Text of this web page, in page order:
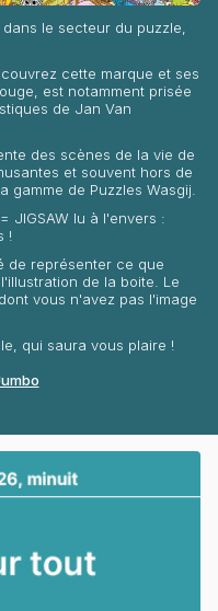
le secteur du puzzle,
cette marque et ses
est notamment prisée
de Jan Van
des scènes de la vie de
et souvent hors de
gamme de Puzzles Wasgij.
JIGSAW lu à l'envers :
!
de représenter ce que
de la boite. Le
vous n'avez pas l'image
qui saura vous plaire !